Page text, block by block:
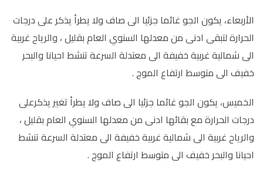
الأربعاء، يكون الجو غائما جزئيا الى صاف ولا يطرأ يذكر على درجات
الحرارة لتبقى ادنى من معدلها السنوي العام بقليل ، والرياح غربية
الى شمالية غربية خفيفة الى معتدلة السرعة تنشط احيانا والبحر
خفيف الى متوسط ارتفاع الموج .
الخميس، يكون الجو غائما جزئيا الى صاف ولا يطرأ تغير يذكرعلى
درجات الحرارة مع بقائها ادنى من معدلها السنوي العام بقليل ،
والرياح غربية الى شمالية غربية خفيفة الى معتدلة السرعة تنشط
احيانا والبحر خفيف الى متوسط ارتفاع الموج .